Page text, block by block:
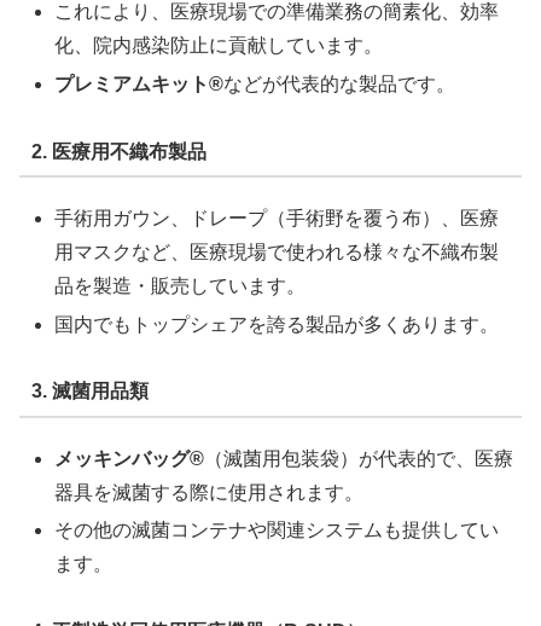
これにより、医療現場での準備業務の簡素化、効率
化、院内感染防止に貢献しています。
プレミアムキット®などが代表的な製品です。
2. 医療用不織布製品
手術用ガウン、ドレープ（手術野を覆う布）、医療
用マスクなど、医療現場で使われる様々な不織布製
品を製造・販売しています。
国内でもトップシェアを誇る製品が多くあります。
3. 滅菌用品類
メッキンバッグ® （滅菌用包装袋）が代表的で、医療
器具を滅菌する際に使用されます。
その他の滅菌コンテナや関連システムも提供してい
ます。